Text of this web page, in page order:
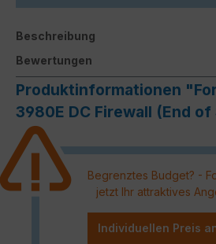
Beschreibung
Bewertungen
Produktinformationen
3980E DC Firewall (End
Begrenztes Budget? -
jetzt Ihr attraktives
Individuellen Preis